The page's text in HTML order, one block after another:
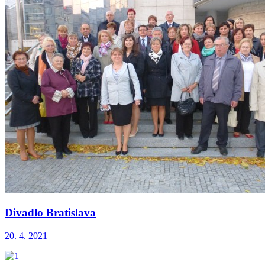
Divadlo Bratislava
20. 4. 2021